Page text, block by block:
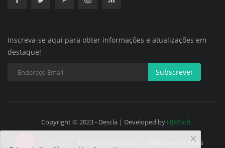
Inscreva-se aqui para obter informações e atualizações em
destaque!
Subscrever
Copyright © 2023 - Descla | Developed by HJMSoft
Política de Cookies